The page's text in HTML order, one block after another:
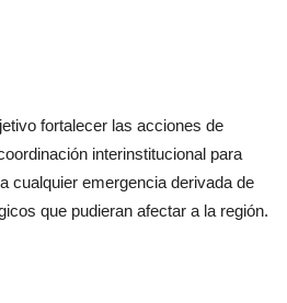
fortalecer las acciones de
interinstitucional para
cualquier emergencia derivada de
que pudieran afectar a la región.